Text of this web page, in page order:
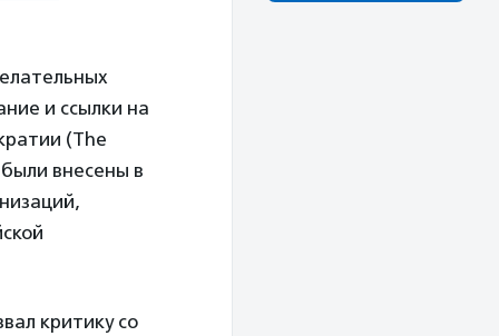
и ссылки на
(The
внесены в
критику со